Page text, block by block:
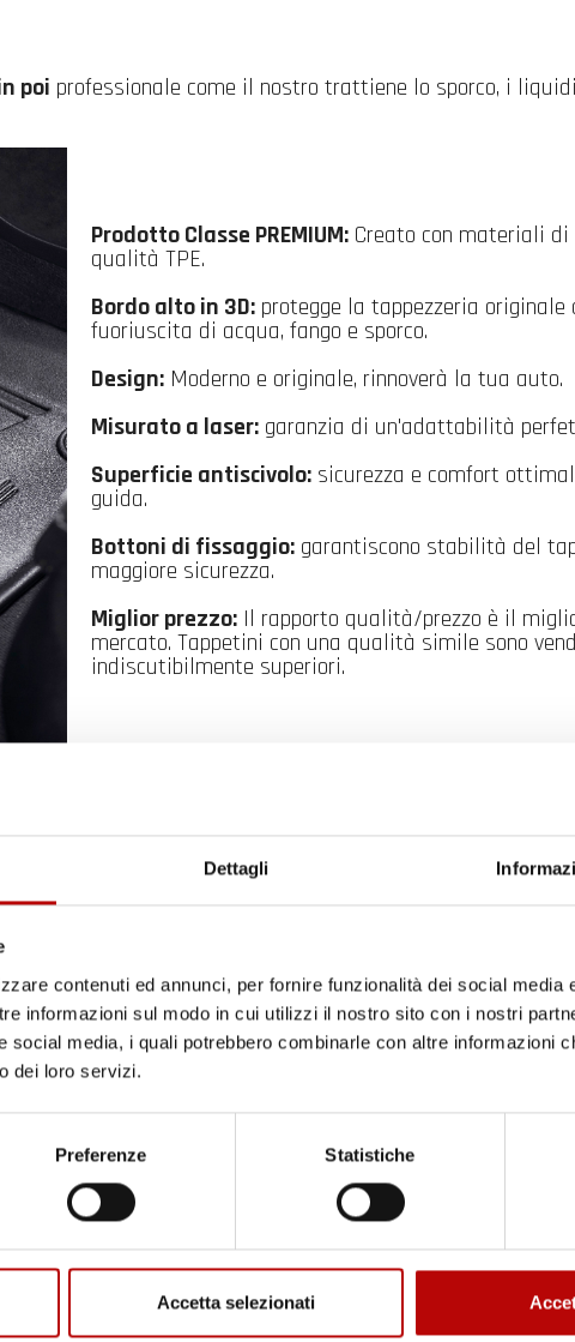
Dettagli
contenuti ed annunci, per fornire funzionalità dei social media
informazioni sul modo in cui utilizzi il nostro sito con i nostri
social media, i quali potrebbero combinarle con altre informazioni
dei loro servizi.
Preferenze Statistiche
Accetta selezionati
poi professionale come il nostro trattiene lo sporco, i
Prodotto Classe PREMIUM:Creato con materiali
qualità TPE.
Bordo alto in 3D:protegge la tappezzeria originale
fuoriuscita di acqua, fango e sporco.
Design:Moderno e originale, rinnoverà la tua auto.
Misurato a laser:garanzia di un'adattabilità
Superficie antiscivolo:sicurezza e comfort
guida.
Bottoni di fissaggio:garantiscono stabilità del
maggiore sicurezza.
Miglior prezzo:Il rapporto qualità/prezzo è il
mercato. Tappetini con una qualità simile sono
indiscutibilmente superiori.
Grazie a questo la tua auto sarà
Il tuo 5% di benvenuto
Unisciti alla nostra community e ricevi in anteprima
offerte esclusive, novità e consigli!